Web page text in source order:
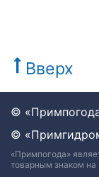
Вверх
©
©
«Примпогода»
товарным знаком на